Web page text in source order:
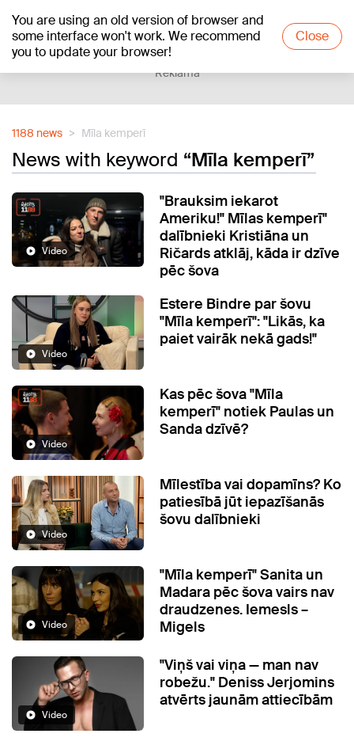
You are using an old version of browser and
some interface won't work. We recommend
you to update your browser!
Close
+20°C
Reklāma
1188 news Mīla kemperī
News with keyword “Mīla kemperī”
Video
"Brauksim iekarot
Ameriku!" Mīlas kemperī"
dalībnieki Kristiāna un
Ričards atklāj, kāda ir dzīve
pēc šova
Video
Estere Bindre par šovu
"Mīla kemperī": "Likās, ka
paiet vairāk nekā gads!"
Video
Kas pēc šova "Mīla
kemperī" notiek Paulas un
Sanda dzīvē?
Video
Mīlestība vai dopamīns? Ko
patiesībā jūt iepazīšanās
šovu dalībnieki
Video
"Mīla kemperī" Sanita un
Madara pēc šova vairs nav
draudzenes. Iemesls –
Migels
Video
"Viņš vai viņa — man nav
robežu." Deniss Jerjomins
atvērts jaunām attiecībām